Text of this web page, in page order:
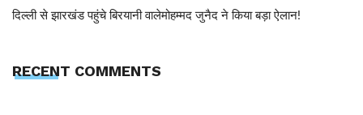
दिल्ली से झारखंड पहुंचे बिरयानी वालेमोहम्मद जुनैद ने किया बड़ा ऐलान!
RECENT COMMENTS